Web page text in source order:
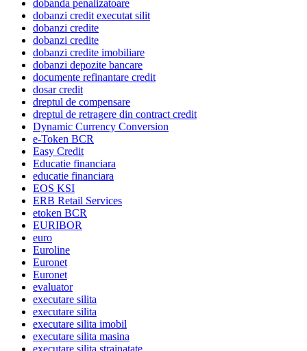
dobanda penalizatoare
dobanzi credit executat silit
dobanzi credite
dobanzi credite
dobanzi credite imobiliare
dobanzi depozite bancare
documente refinantare credit
dosar credit
dreptul de compensare
dreptul de retragere din contract credit
Dynamic Currency Conversion
e-Token BCR
Easy Credit
Educatie financiara
educatie financiara
EOS KSI
ERB Retail Services
etoken BCR
EURIBOR
euro
Euroline
Euronet
Euronet
evaluator
executare silita
executare silita
executare silita imobil
executare silita masina
executare silita strainatate